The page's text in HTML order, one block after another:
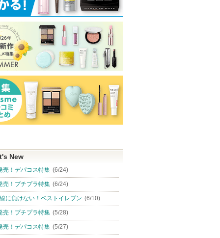
New
売！デパコス特集 (6/24)
売！プチプラ特集 (6/24)
に負けない！ベストイレブン (6/10)
売！プチプラ特集 (5/28)
売！デパコス特集 (5/27)